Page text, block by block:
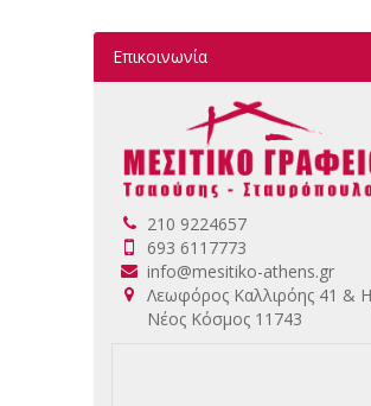
Επικοινωνία
210 9224657
693 6117773
info@mesitiko-athens.gr
Λεωφόρος Καλλιρόης 41 &
Νέος Κόσμος 11743